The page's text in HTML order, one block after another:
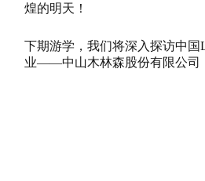
煌的明天！
下期游学，我们将深入探访中
业——中山木林森股份有限公司